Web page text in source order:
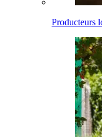
Producteurs